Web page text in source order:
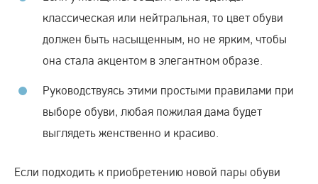
классическая или нейтральная, то цвет обуви
должен быть насыщенным, но не ярким, чтобы
она стала акцентом в элегантном образе.
Руководствуясь этими простыми правилами при
выборе обуви, любая пожилая дама будет
выглядеть женственно и красиво.
Если подходить к приобретению новой пары обуви